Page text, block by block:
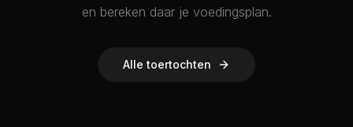
en bereken daar je voedingsplan.
Alle toertochten